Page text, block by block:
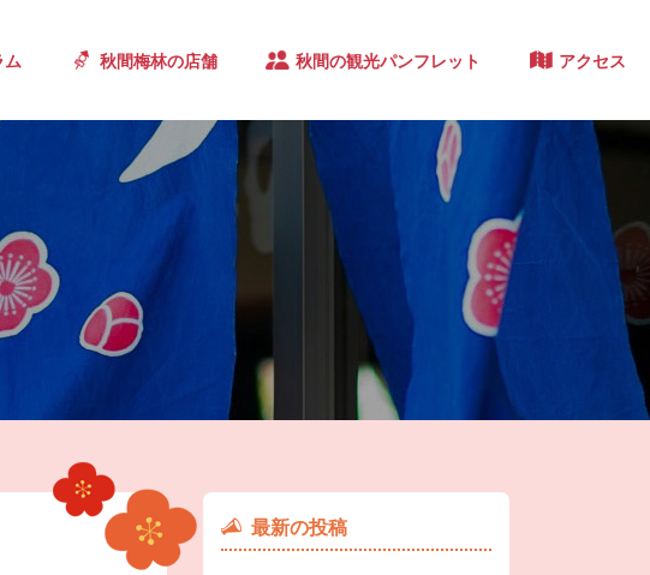
ム 秋間梅林の店舗 秋間の観光パンフレット アクセス
最新の投稿